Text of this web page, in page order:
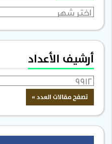
الأرشيف
أرشيف الأعداد